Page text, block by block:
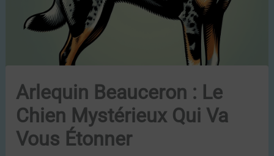
Arlequin Beauceron : Le
Chien Mystérieux Qui Va
Vous Étonner